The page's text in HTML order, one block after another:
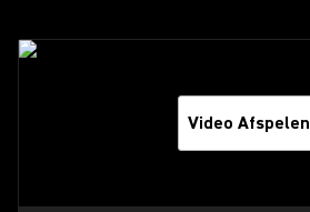
Video Afspelen